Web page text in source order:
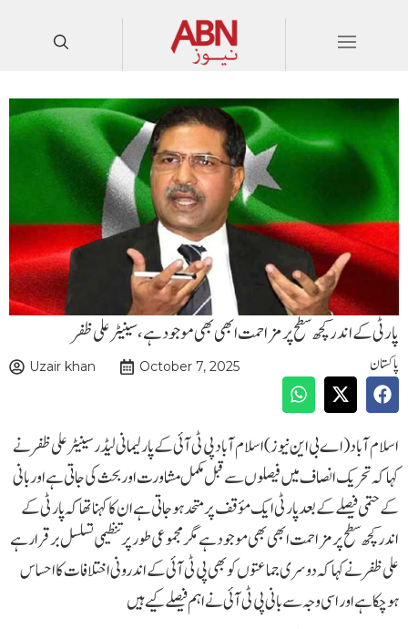
پارٹی کے اندر کچھ سطح پر مزاحمت ابھی بھی موجود ہے، سینیٹر علی ظفر
پاکستان Uzair khan October 7, 2025
اسلام آباد ( اے بی این نیوز ) اسلام آباد پی ٹی آئی کے پارلیمانی لیڈر سینیٹر علی ظفر نے
کہا کہ تحریک انصاف میں فیصلوں سے قبل مکمل مشاورت اور بحث کی جاتی ہے اور بانی
کے حتمی فیصلے کے بعد پارٹی ایک مؤقف پر متحد ہو جاتی ہے ان کا کہنا تھا کہ پارٹی کے
اندر کچھ سطح پر مزاحمت ابھی بھی موجود ہے مگر مجموعی طور پر تنظیمی تسلسل برقرار ہے
علی ظفر نے کہا کہ دوسری جماعتوں کو بھی پی ٹی آئی کے اندرونی اختلافات کا احساس
ہو چکا ہے اور اسی وجہ سے بانی پی ٹی آئی نے اہم فیصلے کیے ہیں